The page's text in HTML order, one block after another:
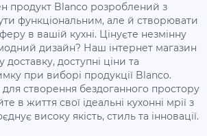
продукт Blanco розроблений з
функціональним, але й створювати
в вашій кухні. Цінуєте незмінну
дизайн? Наш інтернет магазин
доступні ціни та
при виборі продукції Blanco.
створення бездоганного простору
в життя свої ідеальні кухонні мрії з
високу якість, стиль та інновації.